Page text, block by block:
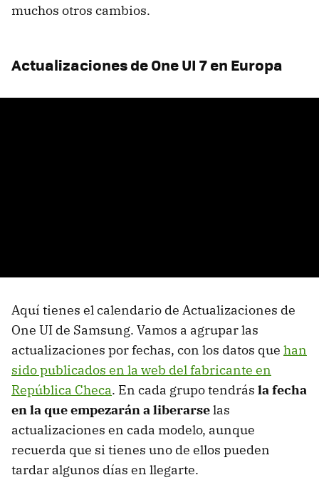
muchos otros cambios.
Actualizaciones de One UI 7 en Europa
Aquí tienes el calendario de Actualizaciones de
One UI de Samsung. Vamos a agrupar las
actualizaciones por fechas, con los datos que han
sido publicados en la web del fabricante en
República Checa. En cada grupo tendrás la fecha
en la que empezarán a liberarselas
actualizaciones en cada modelo, aunque
recuerda que si tienes uno de ellos pueden
tardar algunos días en llegarte.